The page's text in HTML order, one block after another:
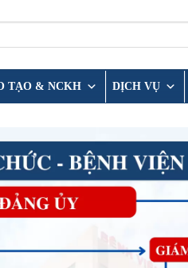
TẠO & NCKH DỊCH VỤ